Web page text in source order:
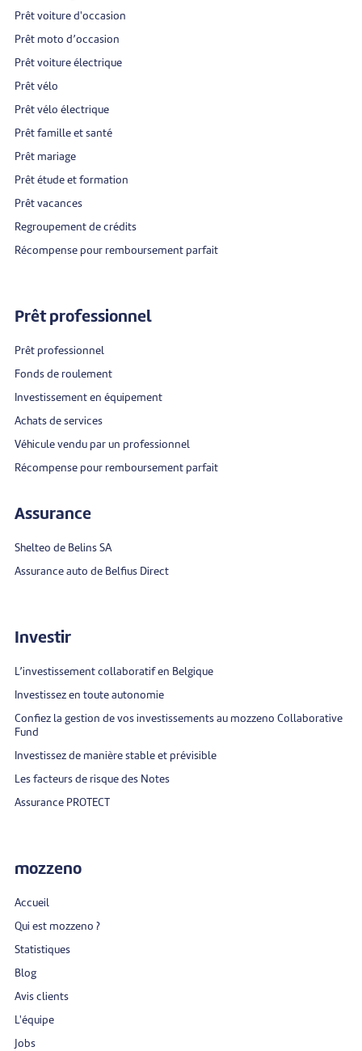
Prêt voiture d'occasion
Prêt moto d’occasion
Prêt voiture électrique
Prêt vélo
Prêt vélo électrique
Prêt famille et santé
Prêt mariage
Prêt étude et formation
Prêt vacances
Regroupement de crédits
Récompense pour remboursement parfait
Prêt professionnel
Prêt professionnel
Fonds de roulement
Investissement en équipement
Achats de services
Véhicule vendu par un professionnel
Récompense pour remboursement parfait
Assurance
Shelteo de Belins SA
Assurance auto de Belfius Direct
Investir
L’investissement collaboratif en Belgique
Investissez en toute autonomie
Confiez la gestion de vos investissements au mozzeno Collaborative
Fund
Investissez de manière stable et prévisible
Les facteurs de risque des Notes
Assurance PROTECT
mozzeno
Accueil
Qui est mozzeno ?
Statistiques
Blog
Avis clients
L'équipe
Jobs